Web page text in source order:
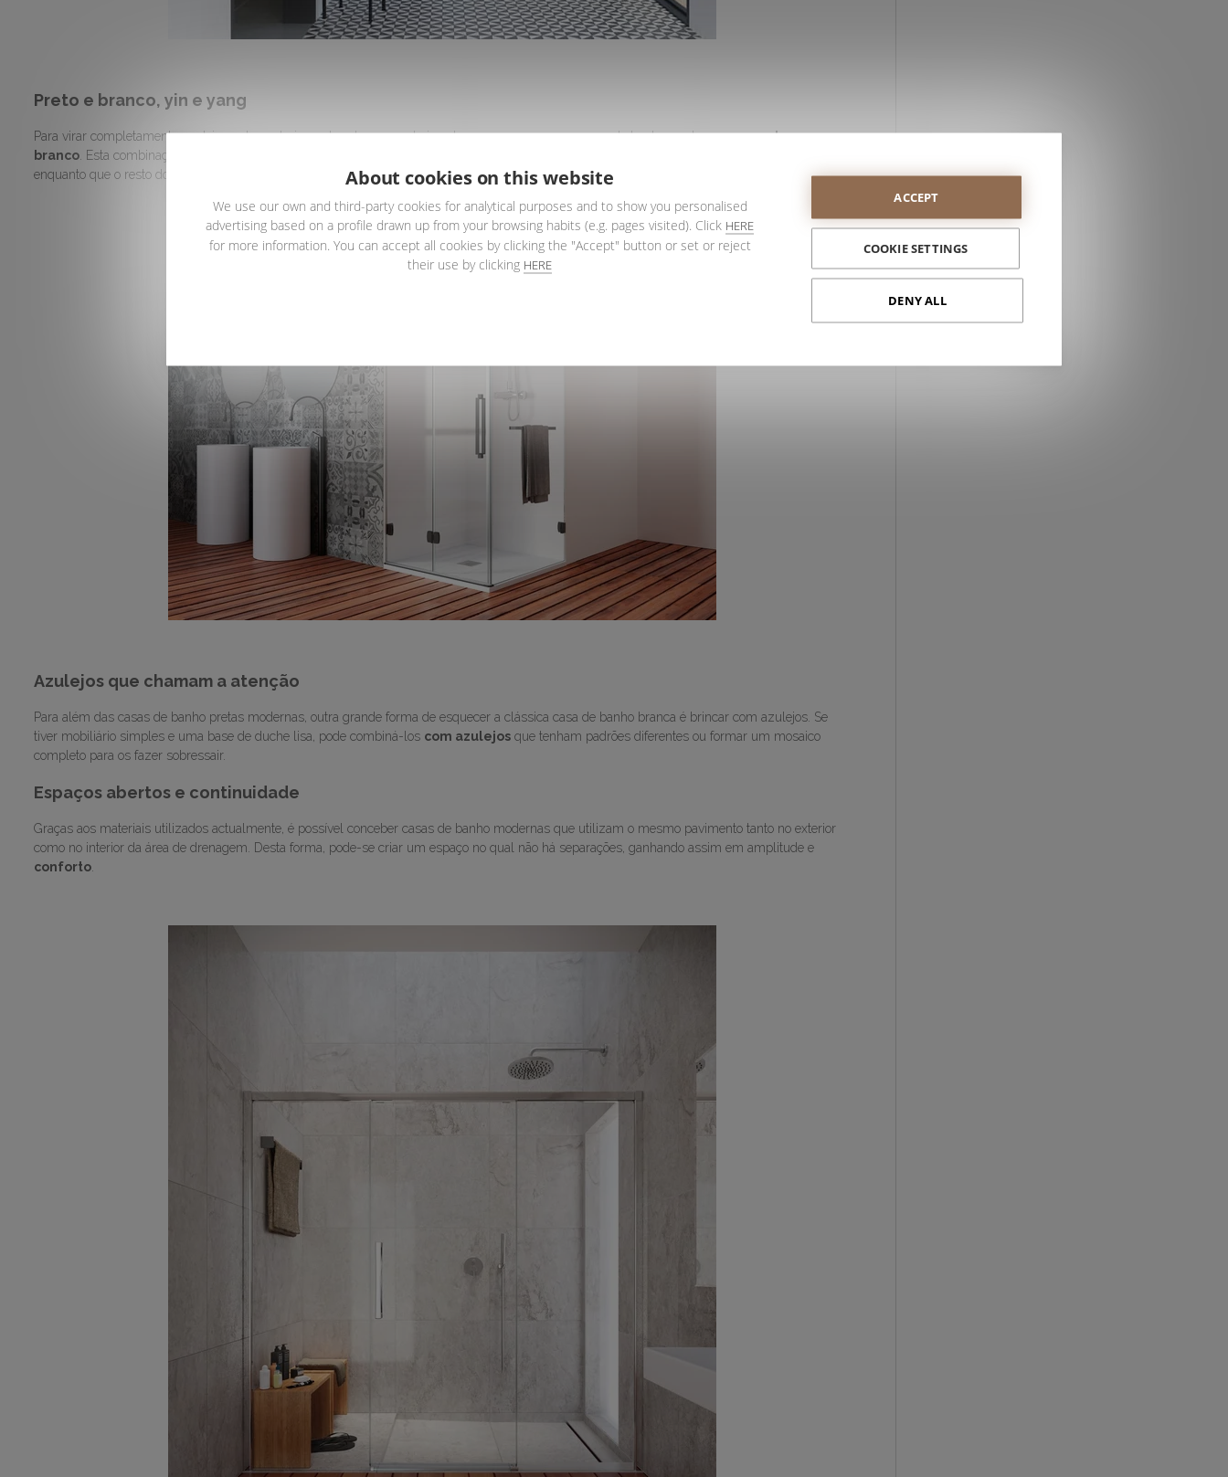
Preto e branco, yin e yang
Para virar completamente os dois pontos anteriores de cabeça para baixo, devemos preparar uma casa de banho moderna compreto e
branco . Esta combinação sempre funcionou, e este ano continua a ser uma das mais utilizadas. As paredes e o chuveiro podem ser brancos,
enquanto que o resto do chão e a canalização podem ter sotaques pretos.
Azulejos que chamam a atenção
Para além das casas de banho pretas modernas, outra grande forma de esquecer a clássica casa de banho branca é brincar com azulejos. Se
tiver mobiliário simples e uma base de duche lisa, pode combiná-los com azulejos que tenham padrões diferentes ou formar um mosaico
completo para os fazer sobressair.
Espaços abertos e continuidade
Graças aos materiais utilizados actualmente, é possível conceber casas de banho modernas que utilizam o mesmo pavimento tanto no exterior
como no interior da área de drenagem. Desta forma, pode-se criar um espaço no qual não há separações, ganhando assim em amplitude e
conforto
About cookies on this website
We use our own and third-party cookies for analytical purposes and to show you personalised
advertising based on a profile drawn up from your browsing habits (e.g. pages visited). Click HERE
for more information. You can accept all cookies by clicking the "Accept" button or set or reject
their use by clicking HERE
ACCEPT
COOKIE SETTINGS
DENY ALL